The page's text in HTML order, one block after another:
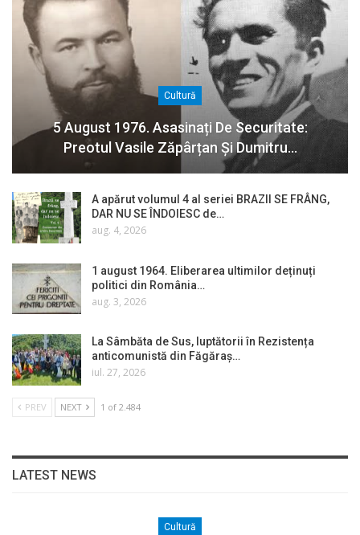
Cultură
5 August 1976. Asasinați De Securitate:
Preotul Vasile Zăpârțan Și Dumitru…
A apărut volumul 4 al seriei BRAZII SE FRÂNG,
DAR NU SE ÎNDOIESC de…
aug. 4, 2026
1 august 1964. Eliberarea ultimilor deținuți
politici din România…
aug. 3, 2026
La Sâmbăta de Sus, luptătorii în Rezistența
anticomunistă din Făgăraș…
iul. 27, 2026
PREV NEXT 1 of 2.484
LATEST NEWS
Cultură